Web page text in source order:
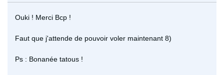
Ouki ! Merci Bcp !
Faut que j'attende de pouvoir voler maintenant 8)
Ps : Bonanée tatous !